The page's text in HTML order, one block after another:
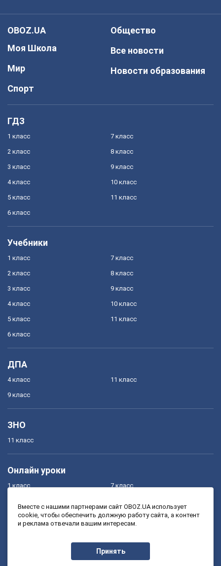
OBOZ.UA
Моя Школа
Мир
Спорт
Общество
Все новости
Новости образования
ГДЗ
1 класс
2 класс
3 класс
4 класс
5 класс
6 класс
7 класс
8 класс
9 класс
10 класс
11 класс
Учебники
1 класс
2 класс
3 класс
4 класс
5 класс
6 класс
7 класс
8 класс
9 класс
10 класс
11 класс
ДПА
4 класс
9 класс
11 класс
ЗНО
11 класс
Онлайн уроки
1 класс
3 класс
7 класс
9 класс
Вместе с нашими партнерами сайт OBOZ.UA использует
cookie, чтобы обеспечить должную работу сайта, а контент
и реклама отвечали вашим интересам.
Принять